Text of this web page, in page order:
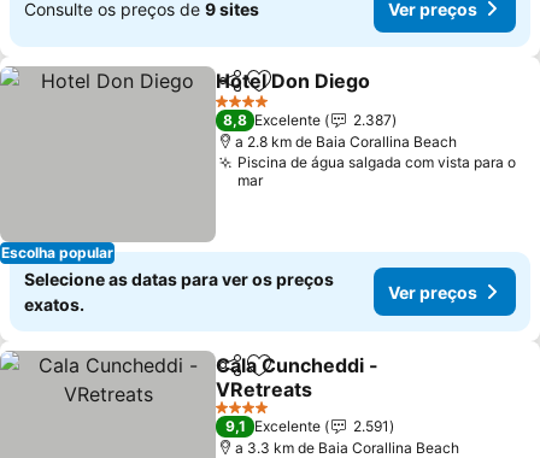
Consulte os preços de 9 sites Ver preços
Escolha popular
PartilharAdicionar aos favoritos
Hotel Don Diego
4 Estrelas
8,8 Excelente
2.387
a 2.8 km de Baia Corallina Beach
Piscina de água salgada com vista para o
mar
Selecione as datas para ver os preços
exatos.
Ver preços
PartilharAdicionar aos favoritos
Cala Cuncheddi -
VRetreats
Ver preços
4 Estrelas
9,1 Excelente
2.591
a 3.3 km de Baia Corallina Beach